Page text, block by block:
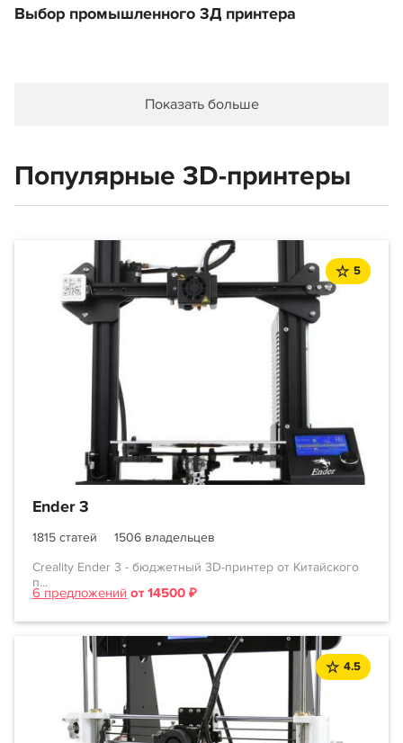
Выбор промышленного 3Д принтера
Показать больше
Популярные 3D-принтеры
5
Ender 3
1815 статей
1506 владельцев
Creality Ender 3 - бюджетный 3D-принтер от Китайского
п...
6 предложений от 14500 ₽
4.5